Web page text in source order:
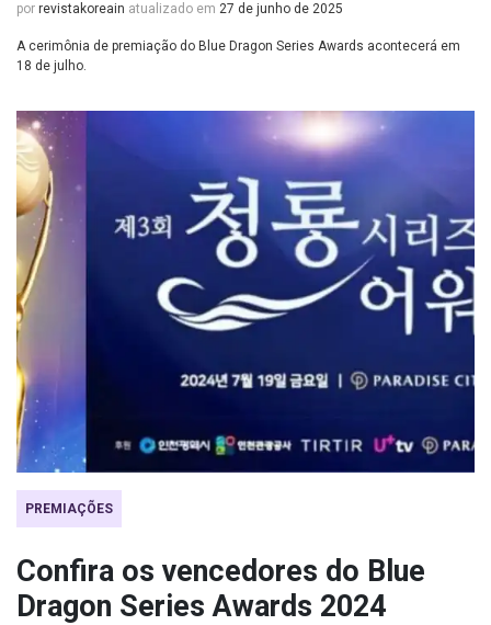
por revistakoreain atualizado em 27 de junho de 2025
A cerimônia de premiação do Blue Dragon Series Awards acontecerá em
18 de julho.
PREMIAÇÕES
Confira os vencedores do Blue
Dragon Series Awards 2024